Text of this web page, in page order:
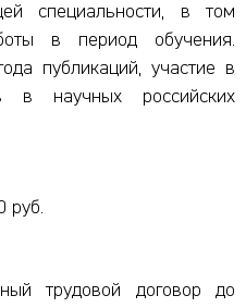
специальности, в том
в период обучения.
публикаций, участие в
в научных российских
руб.
трудовой договор до